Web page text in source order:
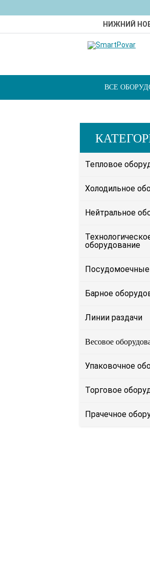
НИЖНИЙ
ВСЕ
Тепловое
Холодильное
Нейтральное
оборудование
Барное
Линии раздачи
Весовое
Упаковочное
Торговое
Прачечное